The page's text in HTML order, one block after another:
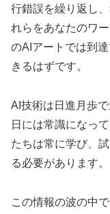
行錯誤を繰り返し
れらをあなたのワ
のAIアートでは到
きるはずです。
AI技術は日進月歩
日には常識になっ
たちは常に学び、
る必要があります。
この情報の波の中